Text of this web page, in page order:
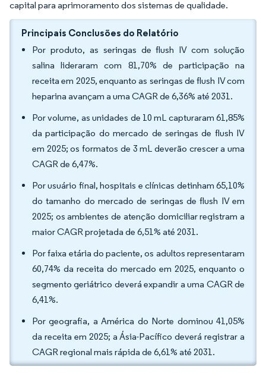
capital para aprimoramento dos sistemas de qualidade.
Principais Conclusões do Relatório
Por produto, as seringas de flush IV com solução
salina lideraram com 81,70% de participação na
receita em 2025, enquanto as seringas de flush IV com
heparina avançam a uma CAGR de 6,36% até 2031.
Por volume, as unidades de 10 mL capturaram 61,85%
da participação do mercado de seringas de flush IV
em 2025; os formatos de 3 mL deverão crescer a uma
CAGR de 6,47%.
Por usuário final, hospitais e clínicas detinham 65,10%
do tamanho do mercado de seringas de flush IV em
2025; os ambientes de atenção domiciliar registram a
maior CAGR projetada de 6,51% até 2031.
Por faixa etária do paciente, os adultos representaram
60,74% da receita do mercado em 2025, enquanto o
segmento geriátrico deverá expandir a uma CAGR de
6,41%.
Por geografia, a América do Norte dominou 41,05%
da receita em 2025; a Ásia-Pacífico deverá registrar a
CAGR regional mais rápida de 6,61% até 2031.